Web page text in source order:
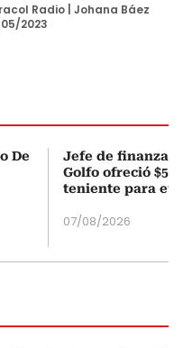
Radio Johana Báez
2023
De
Jefe de finanzas
Golfo ofreció
teniente para
07/08/2026